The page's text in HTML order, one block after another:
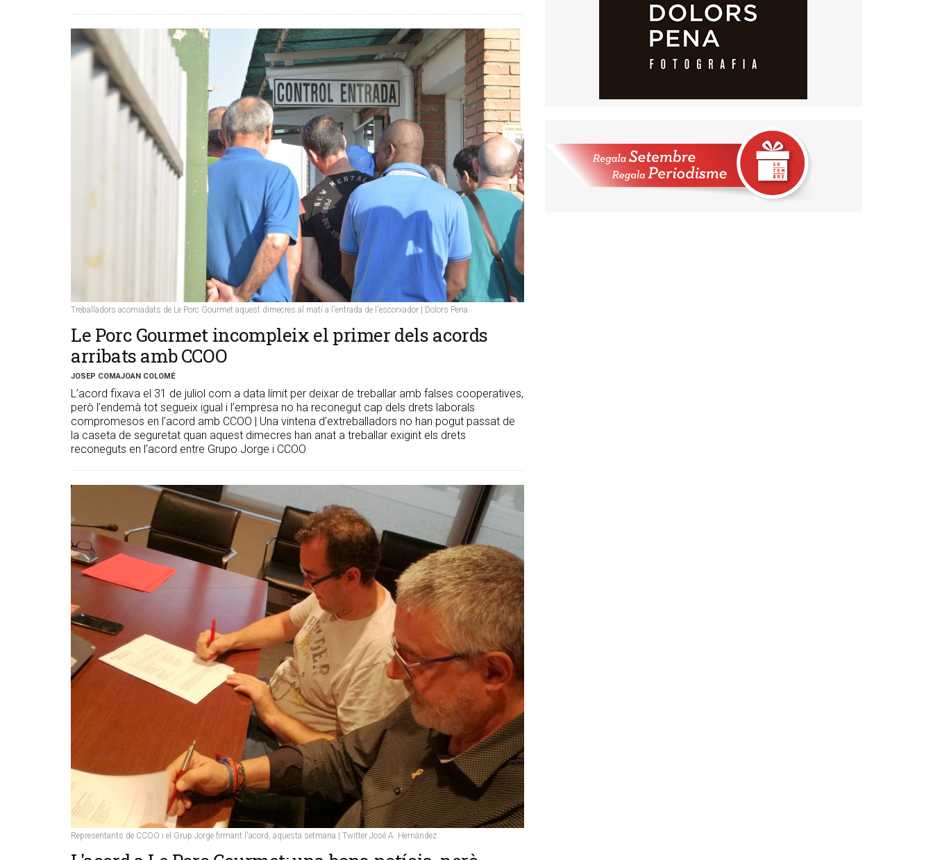
Treballadors acomiadats de Le Porc Gourmet aquest dimecres al matí a l'entrada de l'escorxador | Dolors Pena
Le Porc Gourmet incompleix el primer dels acords
arribats amb CCOO
JOSEP COMAJOAN COLOMÉ
L’acord fixava el 31 de juliol com a data límit per deixar de treballar amb falses cooperatives,
però l’endemà tot segueix igual i l’empresa no ha reconegut cap dels drets laborals
compromesos en l’acord amb CCOO | Una vintena d’extreballadors no han pogut passat de
la caseta de seguretat quan aquest dimecres han anat a treballar exigint els drets
reconeguts en l’acord entre Grupo Jorge i CCOO
Representants de CCOO i el Grup Jorge firmant l'acord, aquesta setmana | Twitter José A. Hernández